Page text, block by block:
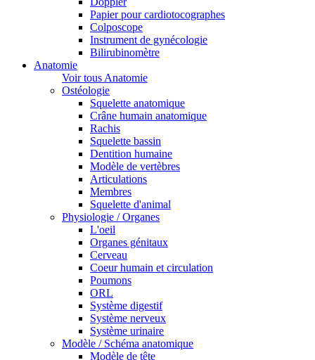
Papier pour cardiotocographes
Colposcope
Instrument de gynécologie
Bilirubinomètre
Anatomie
Voir tous Anatomie
Ostéologie
Squelette anatomique
Crâne humain anatomique
Rachis
Squelette bassin
Dentition humaine
Modèle de vertèbres
Articulations
Membres
Squelette d'animal
Physiologie / Organes
L'oeil
Organes génitaux
Cerveau
Coeur humain et circulation
Poumons
ORL
Système digestif
Système nerveux
Système urinaire
Modèle / Schéma anatomique
Modèle de tête